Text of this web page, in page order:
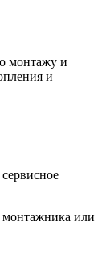
монтажу и
и
монтажника или